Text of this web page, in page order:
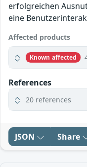
erfolgreichen
eine
Affected products
Known affected
References
20 references
JSON Share